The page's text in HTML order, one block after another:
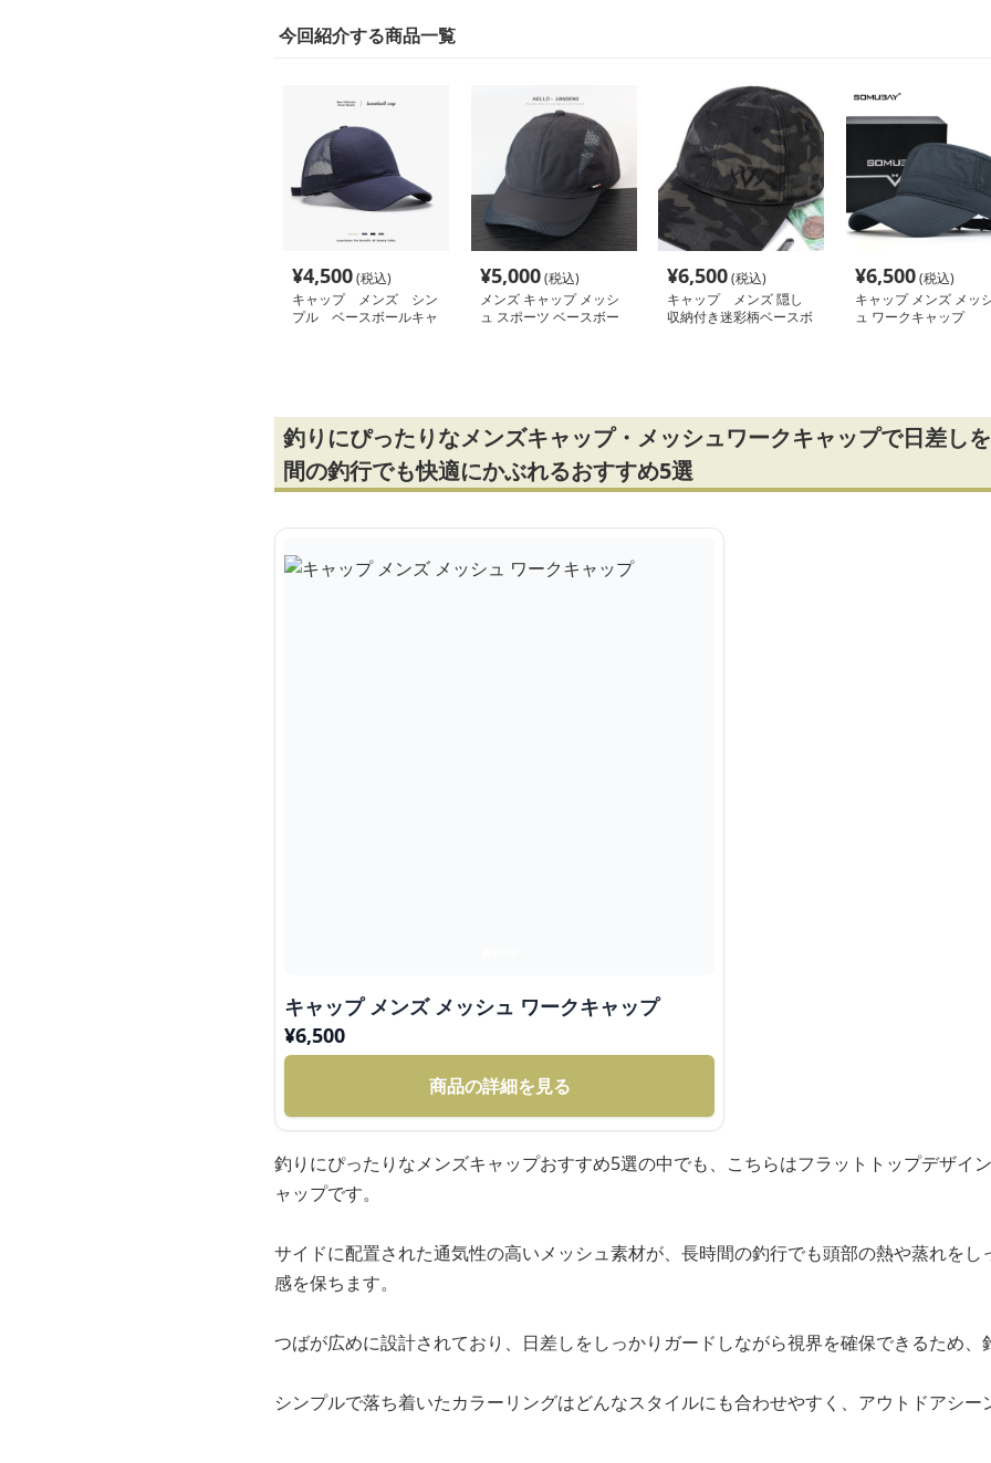
今回紹介する商品一覧
¥4,500(税込)
キャップ メンズ シン
プル ベースボールキャ
¥5,000(税込)
メンズ キャップ メッシ
ュ スポーツ ベースボー
¥6,500(税込)
キャップ メンズ 隠し
収納付き迷彩柄ベースボ
¥6,500(税込)
キャップ メンズ メッ
ュ ワークキャップ
釣りにぴったりなメンズキャップ・メッシュワークキャップで日差し
間の釣行でも快適にかぶれるおすすめ5選
キャップ メンズ メッシュ ワークキャップ
¥6,500
商品の詳細を見る
釣りにぴったりなメンズキャップおすすめ5選の中でも、こちらはフラットトップデザイ
ャップです。
サイドに配置された通気性の高いメッシュ素材が、長時間の釣行でも頭部の熱や蒸れをし
感を保ちます。
つばが広めに設計されており、日差しをしっかりガードしながら視界を確保できるため、
シンプルで落ち着いたカラーリングはどんなスタイルにも合わせやすく、アウトドアシー